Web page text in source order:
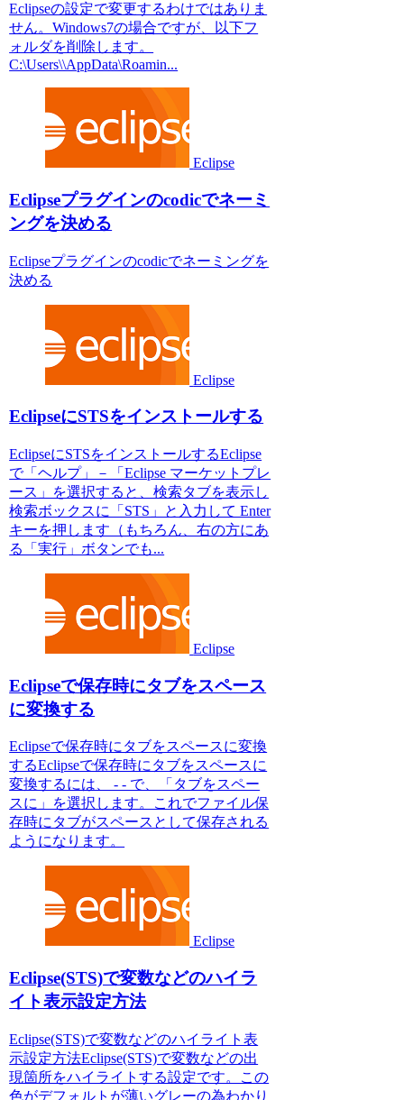
Eclipseの設定で変更するわけではありま
せん。Windows7の場合ですが、以下フ
ォルダを削除します。
C:\Users\\AppData\Roamin...
Eclipse
Eclipseプラグインのcodicでネーミ
ングを決める
Eclipseプラグインのcodicでネーミングを
決める
Eclipse
EclipseにSTSをインストールする
EclipseにSTSをインストールするEclipse
で「ヘルプ」－「Eclipse マーケットプレ
ース」を選択すると、検索タブを表示し
検索ボックスに「STS」と入力して Enter
キーを押します（もちろん、右の方にあ
る「実行」ボタンでも...
Eclipse
Eclipseで保存時にタブをスペース
に変換する
Eclipseで保存時にタブをスペースに変換
するEclipseで保存時にタブをスペースに
変換するには、 - - で、「タブをスペー
スに」を選択します。これでファイル保
存時にタブがスペースとして保存される
ようになります。
Eclipse
Eclipse(STS)で変数などのハイラ
イト表示設定方法
Eclipse(STS)で変数などのハイライト表
示設定方法Eclipse(STS)で変数などの出
現箇所をハイライトする設定です。この
色がデフォルトが薄いグレーの為わかり